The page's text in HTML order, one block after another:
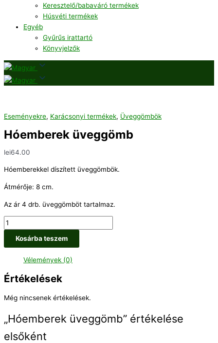
Keresztelő/babaváró termékek
Húsvéti termékek
Egyéb
Gyűrűs irattartó
Könyvjelzők
Eseményekre, Karácsonyi termékek, Üveggömbök
Hóemberek üveggömb
lei64.00
Hóemberekkel díszített üveggömbök.
Átmérője: 8 cm.
Az ár 4 drb. üveggömböt tartalmaz.
Kosárba teszem
Vélemények (0)
Értékelések
Még nincsenek értékelések.
„Hóemberek üveggömb” értékelése
elsőként